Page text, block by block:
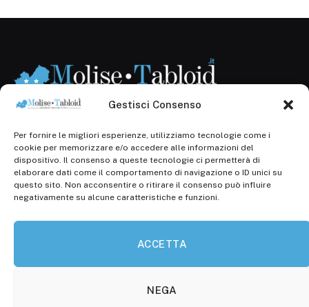
Gestisci Consenso
Per fornire le migliori esperienze, utilizziamo tecnologie come i
cookie per memorizzare e/o accedere alle informazioni del
dispositivo. Il consenso a queste tecnologie ci permetterà di
elaborare dati come il comportamento di navigazione o ID unici su
questo sito. Non acconsentire o ritirare il consenso può influire
negativamente su alcune caratteristiche e funzioni.
ACCETTA
NEGA
Registr. presso il Tribunale di Campobasso: 3/2013 del
14.11.2013, Cron. 1254
Roc: iscrizione n° 25549 (Prot. 1138/com/15 del
30.04.2015)
P.Iva: 01707150700